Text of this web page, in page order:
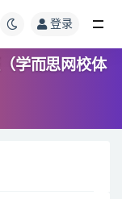
登录
学而思网校体